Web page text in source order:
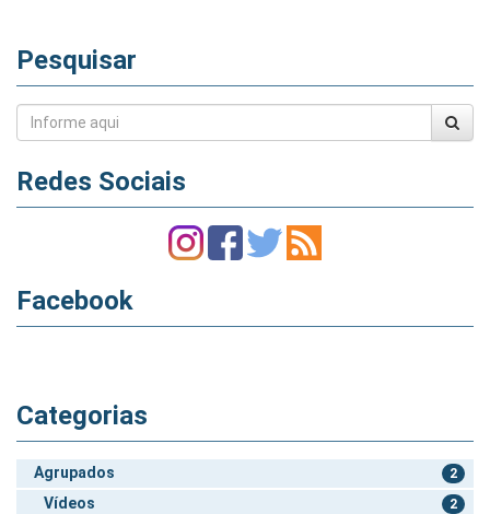
Pesquisar
Redes Sociais
Facebook
Categorias
Agrupados 2
Vídeos 2